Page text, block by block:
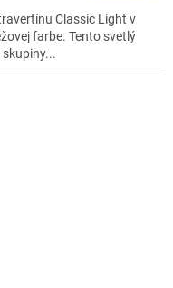
Classic Light v
farbe. Tento svetlý